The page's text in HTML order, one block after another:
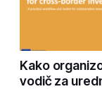
Kako
vodič za